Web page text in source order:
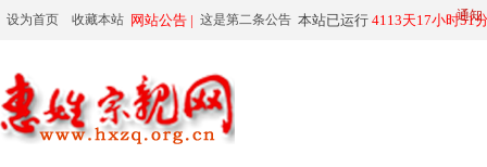
设为首页 收藏本站 本站已运行 4113天17小时51
网站公告 | 这是第二条公告
通知
由于有人恶意运